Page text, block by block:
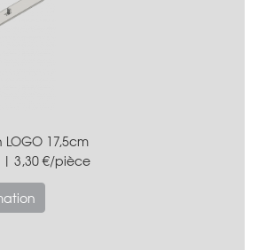
17,5cm
| 3,30 €/pièce